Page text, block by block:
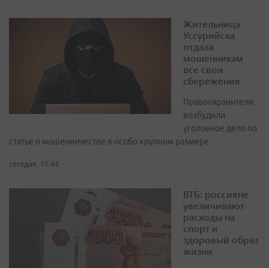
Жительница
Уссурийска
отдала
мошенникам
все свои
сбережения
Правоохранители
возбудили
уголовное дело по
статье о мошенничестве в особо крупном размере
сегодня, 15:44
ВТБ: россияне
увеличивают
расходы на
спорт и
здоровый образ
жизни